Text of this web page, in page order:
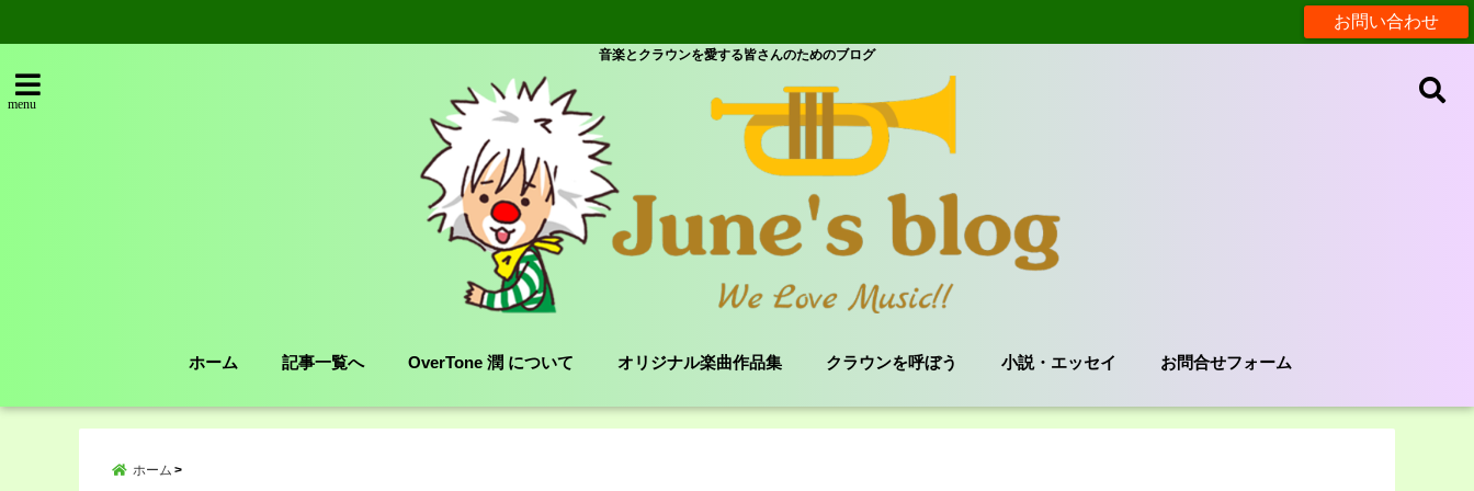
お問い合わせ
音楽とクラウンを愛する皆さんのためのブログ
menu
ホーム 記事一覧へ OverTone 潤 について オリジナル楽曲作品集 クラウンを呼ぼう 小説・エッセイ お問合せフォーム
ホーム